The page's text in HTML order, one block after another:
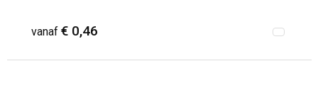
vanaf € 0,46